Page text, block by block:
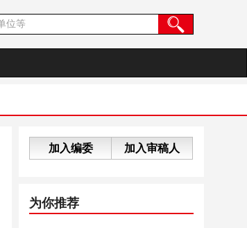
加入编委 加入审稿人
为你推荐